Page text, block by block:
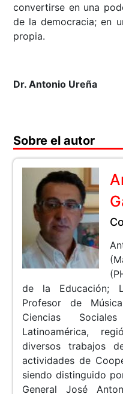
convertirse en una
de la democracia; en
propia.
Dr. Antonio Ureña
Sobre el autor
de la Educación;
Profesor de
Ciencias
Latinoamérica,
diversos trabajos
actividades de
siendo distinguido
General José